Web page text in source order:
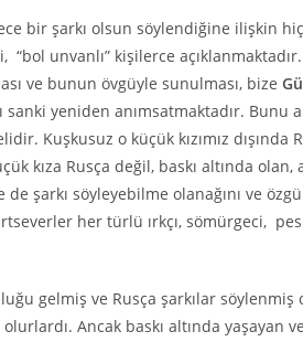
bir şarkı olsun söylendiğine ilişkin
“bol unvanlı” kişilerce
ve bunun övgüyle sunulması, bize
yeniden anımsatmaktadır. Bunu
Kuşkusuz o küçük kızımız dışında
kıza Rusça değil, baskı altında
şarkı söyleyebilme olanağını ve
her türlü ırkçı, sömürgeci,
gelmiş ve Rusça şarkılar söylenmiş
Ancak baskı altında yaşayan